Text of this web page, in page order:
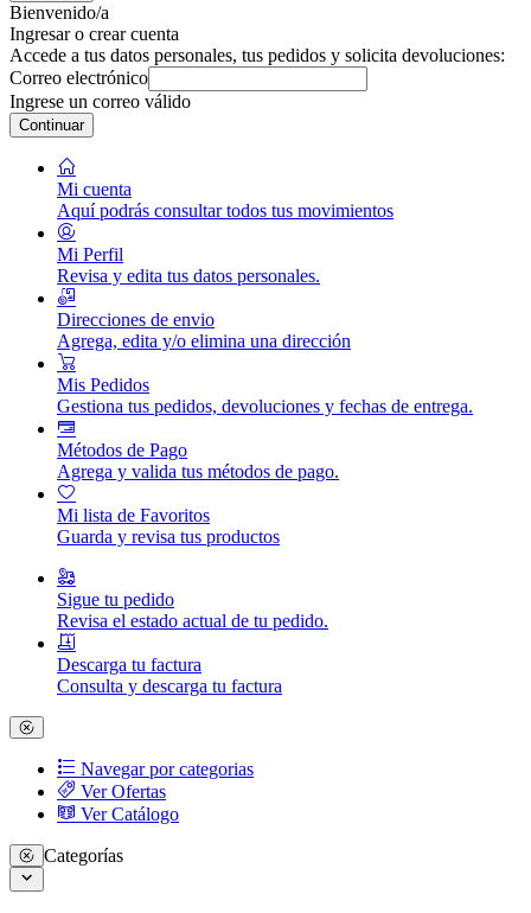
Bienvenido/a
Ingresar o crear cuenta
Accede a tus datos personales, tus pedidos y solicita devoluciones:
Correo electrónico
Ingrese un correo válido
Continuar
Mi cuenta
Aquí podrás consultar todos tus movimientos
Mi Perfil
Revisa y edita tus datos personales.
Direcciones de envio
Agrega, edita y/o elimina una dirección
Mis Pedidos
Gestiona tus pedidos, devoluciones y fechas de entrega.
Métodos de Pago
Agrega y valida tus métodos de pago.
Mi lista de Favoritos
Guarda y revisa tus productos
Sigue tu pedido
Revisa el estado actual de tu pedido.
Descarga tu factura
Consulta y descarga tu factura
Navegar por categorias
Ver Ofertas
Ver Catálogo
Categorías